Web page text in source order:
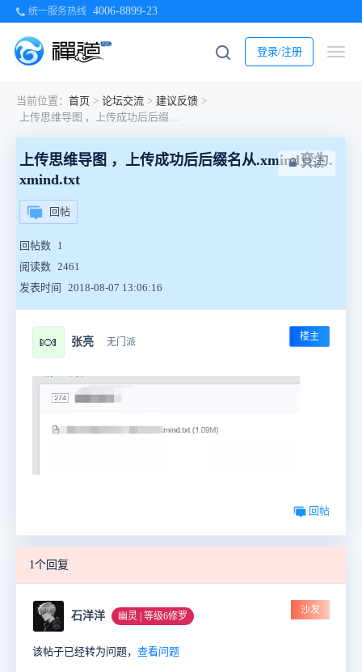
统一服务热线 4006-8899-23
登录/注册
当前位置： 首页 > 论坛交流 > 建议反馈 >
上传思维导图 ，上传成功后后缀名从.xmind变为.xmind.txt
只读
上传思维导图 ，上传成功后后缀名从.xmind变为.
xmind.txt
回帖
回帖数 1
阅读数 2461
发表时间
2018-08-07 13:06:16
🍬 张亮 无门派 楼主
回帖
1个回复
石洋洋 幽灵 | 等级6修罗
沙发
该帖子已经转为问题， 查看问题